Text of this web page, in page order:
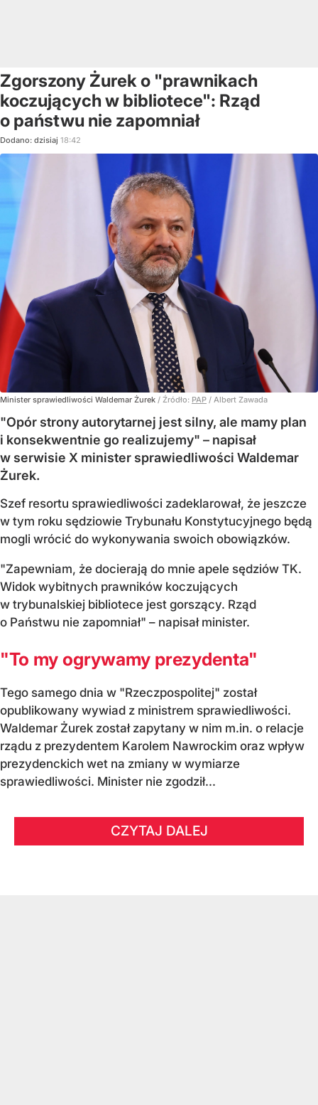
Zgorszony Żurek o "prawnikach
koczujących w bibliotece": Rząd
o państwu nie zapomniał
Dodano: dzisiaj 18:42
Minister sprawiedliwości Waldemar Żurek / Źródło: PAP / Albert Zawada
"Opór strony autorytarnej jest silny, ale mamy plan
i konsekwentnie go realizujemy" – napisał
w serwisie X minister sprawiedliwości Waldemar
Żurek.
Szef resortu sprawiedliwości zadeklarował, że jeszcze
w tym roku sędziowie Trybunału Konstytucyjnego będą
mogli wrócić do wykonywania swoich obowiązków.
"Zapewniam, że docierają do mnie apele sędziów TK.
Widok wybitnych prawników koczujących
w trybunalskiej bibliotece jest gorszący. Rząd
o Państwu nie zapomniał" – napisał minister.
"To my ogrywamy prezydenta"
Tego samego dnia w "Rzeczpospolitej" został
opublikowany wywiad z ministrem sprawiedliwości.
Waldemar Żurek został zapytany w nim m.in. o relacje
rządu z prezydentem Karolem Nawrockim oraz wpływ
prezydenckich wet na zmiany w wymiarze
sprawiedliwości. Minister nie zgodził...
CZYTAJ DALEJ